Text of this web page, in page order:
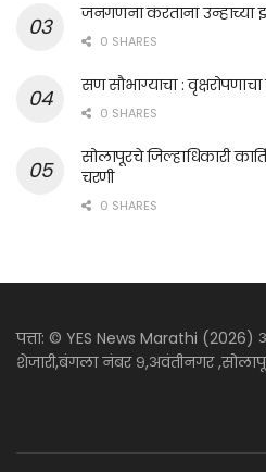
जनगणना करताना उन्हाच्या
0 SHARES
सण सौभाग्याचा :
0 SHARES
सोलापूरचे जिल्हाधिकारी
चरणी
0 SHARES
पत्ता: © YES News Marathi (2026)
शेजारी,बंगला नंबर ९,अवंतीनगर